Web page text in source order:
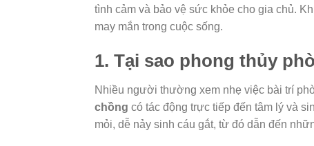
tình cảm và bảo vệ sức khỏe cho gia chủ.
may mắn trong cuộc sống.
1. Tại sao phong thủy
Nhiều người thường xem nhẹ việc bài trí
chồng có tác động trực tiếp đến tâm lý và
mỏi, dễ nảy sinh cáu gắt, từ đó dẫn đến